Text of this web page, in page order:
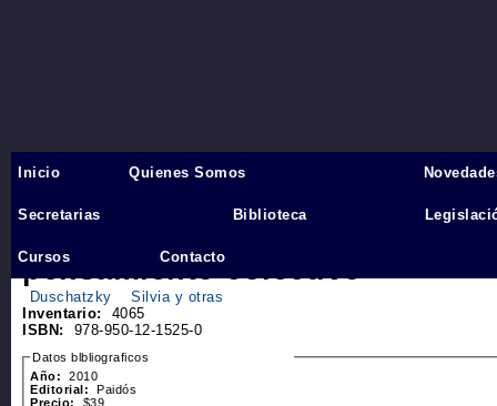
Inicio
Escuelas en escena. Una
pensamiento colectivo
Duschatzky
Silvia y otras
Inventario:
4065
ISBN:
978-950-12-1525-0
Datos blbliograficos
Año:
2010
Editorial:
Paidós
Precio:
$39
Inicio Quienes Somos
Secretarias Biblioteca
Cursos Contacto